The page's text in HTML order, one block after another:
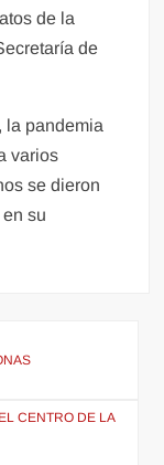
de la
de
la pandemia
varios
se dieron
su
CENTRO DE LA